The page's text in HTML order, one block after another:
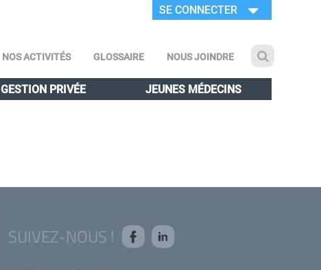
SE CONNECTER
NOS ACTIVITÉS GLOSSAIRE NOUS JOINDRE
GESTION PRIVÉE JEUNES MÉDECINS
SUIVEZ-NOUS !